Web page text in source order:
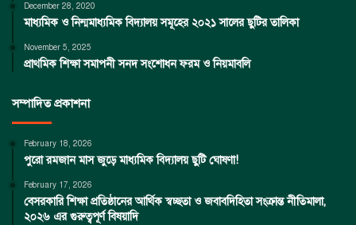
December 28, 2020
মাধ্যমিক ও নিন্মমাধ্যমিক বিদ্যালয় সমূহের ২০২১ সালের ছুটির তালিকা
November 5, 2025
প্রাথমিক শিক্ষা সমাপনী সনদ সংশোধন ফরম ও নিয়মাবলি
সম্পাদিত প্রকাশনা
February 18, 2026
পুরো রমজান মাস জুড়ে মাধ্যমিক বিদ্যালয় ছুটি ঘোষণা!
February 17, 2026
বেসরকারি শিক্ষা প্রতিষ্ঠানের আর্থিক স্বচ্ছতা ও জবাবদিহিতা সংক্রান্ত নীতিমালা,
২০২৬ এর গুরুত্বপূর্ণ বিষয়াদি